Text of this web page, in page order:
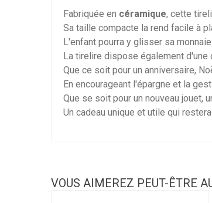
Fabriquée en céramique, cette
Sa taille compacte la rend facile à
L'enfant pourra y glisser sa
La tirelire dispose également d'une
Que ce soit pour un anniversaire,
En encourageant l'épargne et la
Que se soit pour un nouveau jouet,
Un cadeau unique et utile qui
VOUS AIMEREZ PEUT-ÊTRE